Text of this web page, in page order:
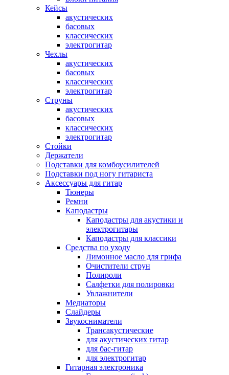
Кейсы
акустических
басовых
классических
электрогитар
Чехлы
акустических
басовых
классических
электрогитар
Струны
акустических
басовых
классических
электрогитар
Стойки
Держатели
Подставки для комбоусилителей
Подставки под ногу гитариста
Аксессуары для гитар
Тюнеры
Ремни
Каподастры
Каподастры для акустики и
электрогитары
Каподастры для классики
Средства по уходу
Лимонное масло для грифа
Очистители струн
Полироли
Салфетки для полировки
Увлажнители
Медиаторы
Слайдеры
Звукосниматели
Трансакустические
для акустических гитар
для бас-гитар
для электрогитар
Гитарная электроника